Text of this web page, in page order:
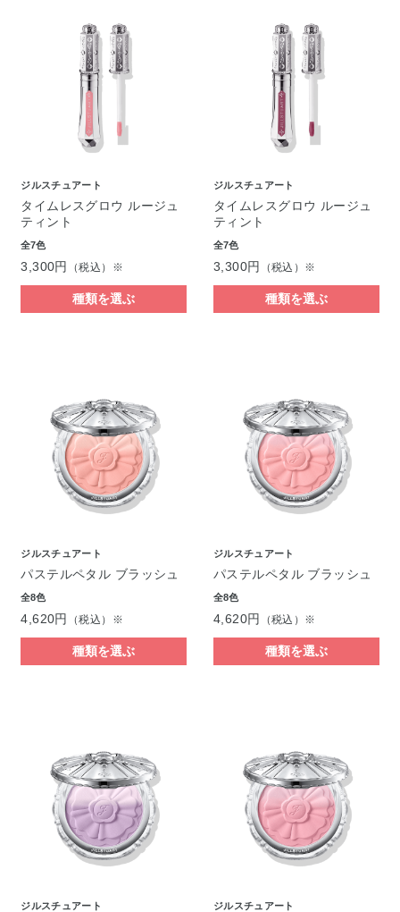
ジルスチュアート
タイムレスグロウ ルージュ
ティント
全7色
3,300円 （税込）※
種類を選ぶ
ジルスチュアート
タイムレスグロウ ルージュ
ティント
全7色
3,300円 （税込）※
種類を選ぶ
ジルスチュアート
パステルペタル ブラッシュ
全8色
4,620円 （税込）※
種類を選ぶ
ジルスチュアート
パステルペタル ブラッシュ
全8色
4,620円 （税込）※
種類を選ぶ
ジルスチュアート ジルスチュアート